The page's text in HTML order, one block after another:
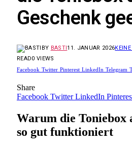
Geschenk
BY BASTI11. JANUAR 2026
READ0 VIEWS
Facebook Twitter Pinterest LinkedIn Telegram
Share
Facebook Twitter LinkedIn
Warum die Toniebox
so gut funktioniert